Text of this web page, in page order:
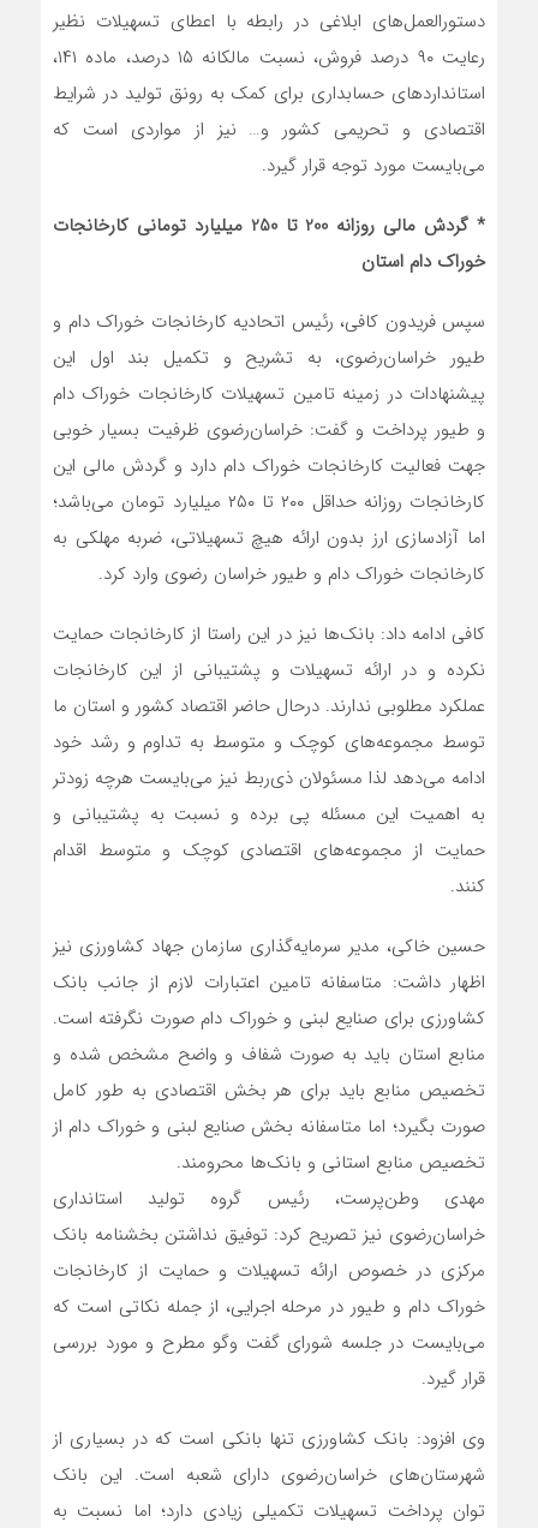
دستورالعمل‌های ابلاغی در رابطه با اعطای تسهیلات نظیر
رعایت ۹۰ درصد فروش، نسبت مالکانه ۱۵ درصد، ماده ۱۴۱،
استانداردهای حسابداری برای کمک به رونق تولید در شرایط
اقتصادی و تحریمی کشور و… نیز از مواردی است که
می‌بایست مورد توجه قرار گیرد.
* گردش مالی روزانه 200 تا 250 میلیارد تومانی کارخانجات
خوراک دام استان
سپس فریدون کافی، رئیس اتحادیه کارخانجات خوراک دام و
طیور خراسان‌رضوی، به تشریح و تکمیل بند اول این
پیشنهادات در زمینه تامین تسهیلات کارخانجات خوراک دام
و طیور پرداخت و گفت: خراسان‌رضوی ظرفیت بسیار خوبی
جهت فعالیت‌ کارخانجات خوراک دام دارد و گردش مالی این
کارخانجات روزانه حداقل ۲۰۰ تا ۲۵۰ میلیارد تومان می‌باشد؛
اما آزادسازی ارز بدون ارائه هیچ تسهیلاتی، ضربه مهلکی به
کارخانجات خوراک دام و طیور خراسان رضوی وارد کرد.
کافی ادامه داد: بانک‌ها نیز در این راستا از کارخانجات حمایت
نکرده و در ارائه تسهیلات و پشتیبانی از این کارخانجات
عملکرد مطلوبی ندارند. درحال حاضر اقتصاد کشور و استان ما
توسط مجموعه‌های کوچک و متوسط به تداوم و رشد خود
ادامه می‌دهد لذا مسئولان ذی‌ربط نیز می‌بایست هرچه زودتر
به اهمیت این مسئله پی برده و نسبت به پشتیبانی و
حمایت از مجموعه‌های اقتصادی کوچک و متوسط اقدام
کنند.
حسین‌ خاکی، مدیر سرمایه‌گذاری سازمان جهاد کشاورزی نیز
اظهار داشت: متاسفانه تامین اعتبارات لازم از جانب بانک
کشاورزی برای صنایع لبنی و خوراک دام صورت نگرفته است.
منابع استان باید به صورت شفاف و واضح مشخص شده و
تخصیص منابع باید برای هر بخش اقتصادی به طور کامل
صورت بگیرد؛ اما متاسفانه بخش صنایع لبنی و خوراک دام از
تخصیص منابع استانی و بانک‌ها محرومند.
مهدی وطن‌پرست، رئیس گروه تولید استانداری
خراسان‌رضوی نیز تصریح کرد: توفیق نداشتن بخشنامه بانک
مرکزی در خصوص ارائه تسهیلات و حمایت از کارخانجات
خوراک دام و طیور در مرحله اجرایی، از جمله نکاتی است که
می‌بایست در جلسه شورای گفت وگو مطرح و مورد بررسی
قرار گیرد.
وی افزود: بانک کشاورزی تنها بانکی است که در بسیاری از
شهرستا‌ن‌های خراسان‌رضوی دارای شعبه است. این بانک
توان پرداخت تسهیلات تکمیلی زیادی دارد؛ اما نسبت به